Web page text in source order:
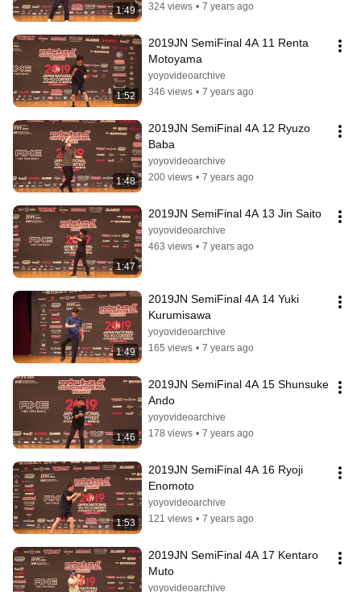
1:49
324 views • 7 years ago
1:52
2019JN SemiFinal 4A 11 Renta
Motoyama
yoyovideoarchive
346 views • 7 years ago
1:48
2019JN SemiFinal 4A 12 Ryuzo
Baba
yoyovideoarchive
200 views • 7 years ago
1:47
2019JN SemiFinal 4A 13 Jin Saito
yoyovideoarchive
463 views • 7 years ago
1:49
2019JN SemiFinal 4A 14 Yuki
Kurumisawa
yoyovideoarchive
165 views • 7 years ago
1:46
2019JN SemiFinal 4A 15 Shunsuke
Ando
yoyovideoarchive
178 views • 7 years ago
1:53
2019JN SemiFinal 4A 16 Ryoji
Enomoto
yoyovideoarchive
121 views • 7 years ago
2019JN SemiFinal 4A 17 Kentaro
Muto
yoyovideoarchive